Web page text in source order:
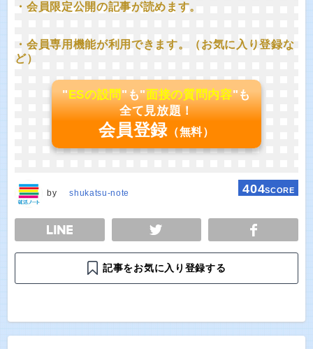
・会員限定公開の記事が読めます。
・会員専用機能が利用できます。（お気に入り登録な
ど）
"ESの設問"も"面接の質問内容"も
全て見放題！
会員登録 （無料）
by shukatsu-note 404SCORE
TWEET
記事をお気に入り登録する